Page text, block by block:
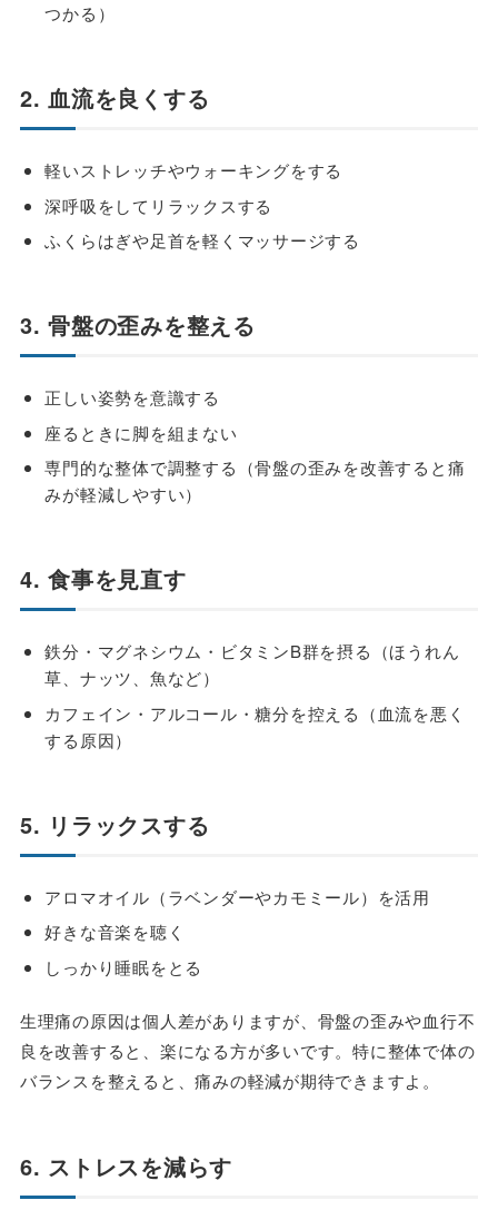
つかる）
2. 血流を良くする
軽いストレッチやウォーキングをする
深呼吸をしてリラックスする
ふくらはぎや足首を軽くマッサージする
3. 骨盤の歪みを整える
正しい姿勢を意識する
座るときに脚を組まない
専門的な整体で調整する（骨盤の歪みを改善すると痛
みが軽減しやすい）
4. 食事を見直す
鉄分・マグネシウム・ビタミンB群を摂る（ほうれん
草、ナッツ、魚など）
カフェイン・アルコール・糖分を控える（血流を悪く
する原因）
5. リラックスする
アロマオイル（ラベンダーやカモミール）を活用
好きな音楽を聴く
しっかり睡眠をとる
生理痛の原因は個人差がありますが、骨盤の歪みや血行不
良を改善すると、楽になる方が多いです。特に整体で体の
バランスを整えると、痛みの軽減が期待できますよ。
6. ストレスを減らす